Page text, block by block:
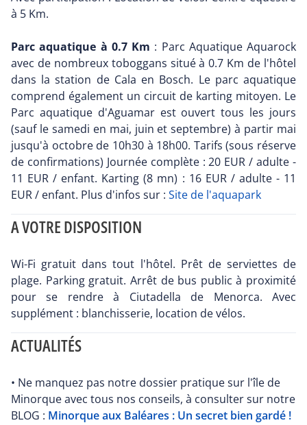
à 5 Km.
Parc aquatique à 0.7 Km : Parc Aquatique Aquarock
avec de nombreux toboggans situé à 0.7 Km de l'hôtel
dans la station de Cala en Bosch. Le parc aquatique
comprend également un circuit de karting mitoyen. Le
Parc aquatique d'Aguamar est ouvert tous les jours
(sauf le samedi en mai, juin et septembre) à partir mai
jusqu'à octobre de 10h30 à 18h00. Tarifs (sous réserve
de confirmations) Journée complète : 20 EUR / adulte -
11 EUR / enfant. Karting (8 mn) : 16 EUR / adulte - 11
EUR / enfant. Plus d'infos sur : Site de l'aquapark
A VOTRE DISPOSITION
Wi-Fi gratuit dans tout l'hôtel. Prêt de serviettes de
plage. Parking gratuit. Arrêt de bus public à proximité
pour se rendre à Ciutadella de Menorca. Avec
supplément : blanchisserie, location de vélos.
ACTUALITÉS
• Ne manquez pas notre dossier pratique sur l'île de
Minorque avec tous nos conseils, à consulter sur notre
BLOG : Minorque aux Baléares : Un secret bien gardé !